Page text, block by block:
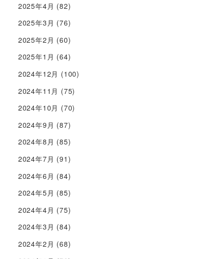
2025年4月 (82)
2025年3月 (76)
2025年2月 (60)
2025年1月 (64)
2024年12月 (100)
2024年11月 (75)
2024年10月 (70)
2024年9月 (87)
2024年8月 (85)
2024年7月 (91)
2024年6月 (84)
2024年5月 (85)
2024年4月 (75)
2024年3月 (84)
2024年2月 (68)